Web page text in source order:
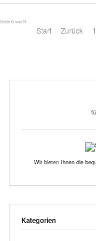
Seite 6 von 9
Start Zurück 1
Wir bieten Ihnen die
Kategorien